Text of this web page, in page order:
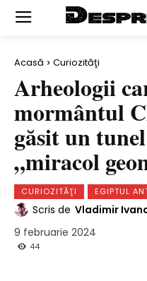
Acasă Curiozităţi
Arheologii
mormântul
găsit un
„miracol
CURIOZITĂŢI EGIPTUL
Scris de Vladimir
9 februarie 2024
44